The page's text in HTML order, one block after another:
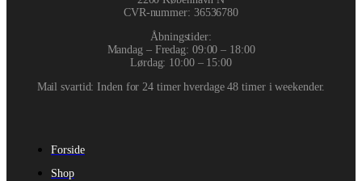
CVR-nummer: 36536780
Åbningstider:
Mandag – Fredag: 09:00 – 18:00
Lørdag: 10:00 – 15:00
Mail svartid: Inden for 24 timer hverdage 48 timer i weekender.
Forside
Shop